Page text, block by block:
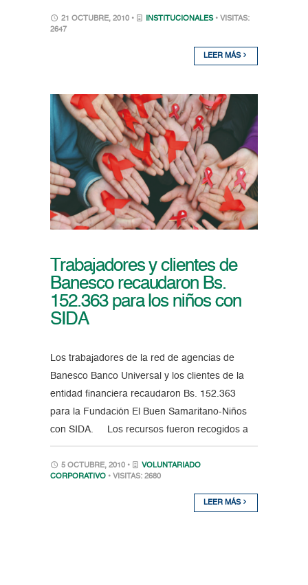
21 OCTUBRE, 2010 • INSTITUCIONALES • VISITAS:
2647
LEER MÁS
Trabajadores y clientes de
Banesco recaudaron Bs.
152.363 para los niños con
SIDA
Los trabajadores de la red de agencias de
Banesco Banco Universal y los clientes de la
entidad financiera recaudaron Bs. 152.363
para la Fundación El Buen Samaritano-Niños
con SIDA. Los recursos fueron recogidos a
5 OCTUBRE, 2010 •
VOLUNTARIADO
CORPORATIVO • VISITAS: 2680
LEER MÁS